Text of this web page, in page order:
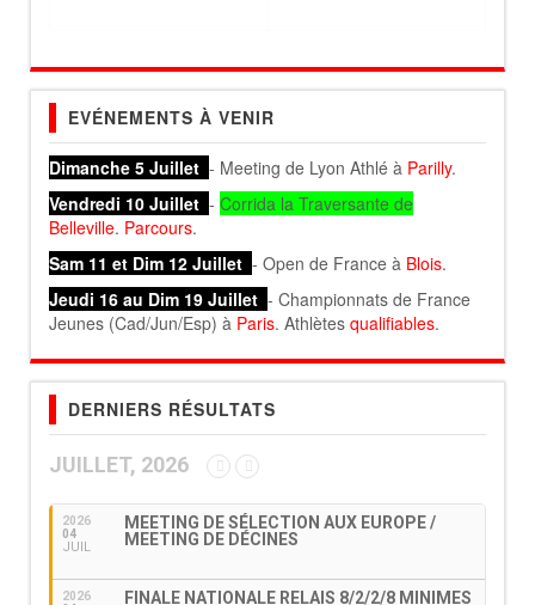
EVÉNEMENTS À VENIR
Dimanche 5 Juillet - Meeting de Lyon Athlé à Parilly.
Vendredi 10 Juillet - Corrida la Traversante de
Belleville. Parcours.
Sam 11 et Dim 12 Juillet - Open de France à Blois.
Jeudi 16 au Dim 19 Juillet - Championnats de France
Jeunes (Cad/Jun/Esp) à Paris. Athlètes qualifiables.
DERNIERS RÉSULTATS
JUILLET, 2026
2026
04
JUIL
MEETING DE SÉLECTION AUX EUROPE /
MEETING DE DÉCINES
2026
FINALE NATIONALE RELAIS 8/2/2/8 MINIMES